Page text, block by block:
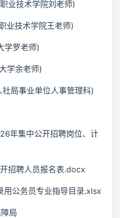
业技术学院刘老师)
业技术学院王老师)
学罗老师)
学余老师)
局事业单位人事管理科)
年集中公开招聘岗位、计
招聘人员报名表.docx
公务员专业指导目录.xlsx
局